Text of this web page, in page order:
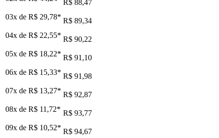
R$ 88,47
03x de R$ 29,78* R$ 89,34
04x de R$ 22,55* R$ 90,22
05x de R$ 18,22* R$ 91,10
06x de R$ 15,33* R$ 91,98
07x de R$ 13,27* R$ 92,87
08x de R$ 11,72* R$ 93,77
09x de R$ 10,52* R$ 94,67